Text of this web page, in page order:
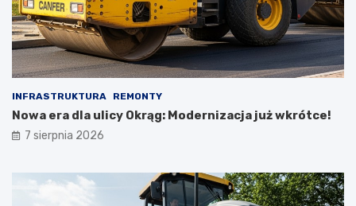
INFRASTRUKTURA REMONTY
Nowa era dla ulicy Okrąg: Modernizacja już wkrótce!
7 sierpnia 2026